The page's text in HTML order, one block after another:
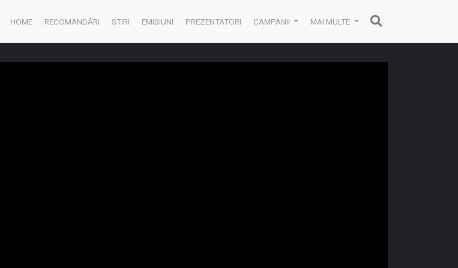
HOME RECOMANDĂRI STIRI EMISIUNI PREZENTATORI CAMPANII MAI MULTE